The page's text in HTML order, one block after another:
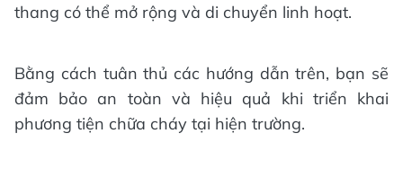
thang có thể mở rộng và di chuyển linh hoạt.
Bằng cách tuân thủ các hướng dẫn trên, bạn sẽ
đảm bảo an toàn và hiệu quả khi triển khai
phương tiện chữa cháy tại hiện trường.